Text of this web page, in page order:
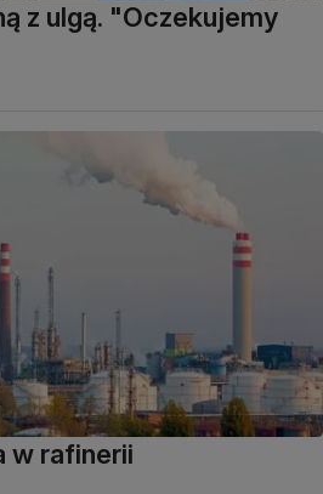
z ulgą. "Oczekujemy
w rafinerii